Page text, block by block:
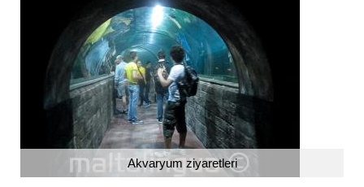
Akvaryum ziyaretleri